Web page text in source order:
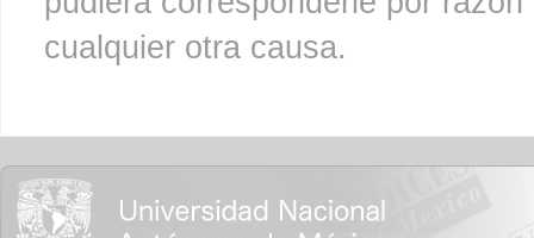
cualquier otra causa.